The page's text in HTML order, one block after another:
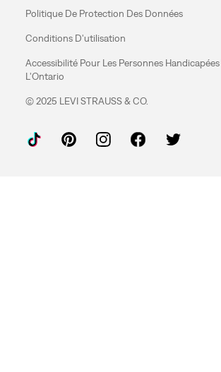
Politique De Protection Des Données
Conditions D'utilisation
Accessibilité Pour Les Personnes
L'Ontario
© 2025 LEVI STRAUSS & CO.